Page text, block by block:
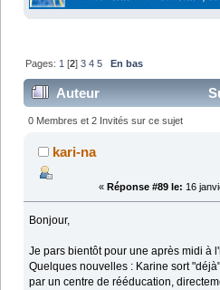
Pages: 1 [2]3 4 5 En bas
Auteur
AVC (Lu 102470 fois)
0 Membres et 2 Invités sur ce sujet
kari-na
« Réponse #89 le: 16
Bonjour,
Je pars bientôt pour une après midi à
Quelques nouvelles : Karine sort
par un centre de rééducation,